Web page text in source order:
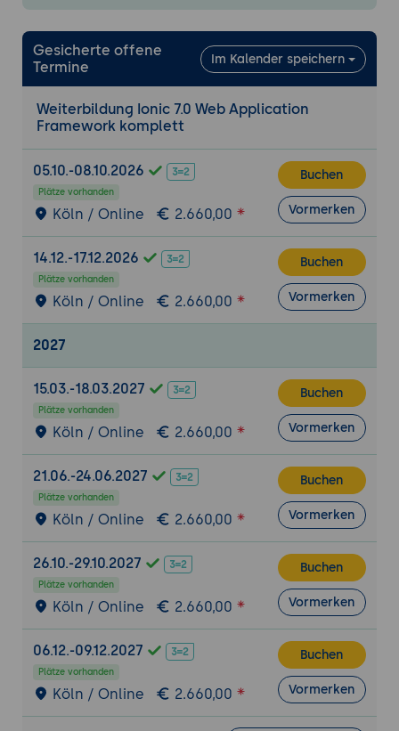
Datenbindung und Validierung von
Formulareingaben
Rückmeldungen
Ionic-Datenbindung und Angular Integration
Verwendung von Datenbindung für die
Anzeige von Daten
Einbindung von Daten aus APIs und
Aktualisierung von Daten in Echtzeit
Integration von Angular in Ionic-
Anwendungen
Zugriff auf Gerätefunktionen wie Kamera,
GPS und Benachrichtigungen
Verwendung von Cordova-Plugins in Ionic
App-Bereitstellung für Web, iOS und Android
Konfiguration der App für Web-
Bereitstellung
Erstellung und Bereitstellung von APKs
für Android-Geräte
Erstellung und Bereitstellung von IPA-
Dateien für iOS-Geräte
Veröffentlichung der App im App Store
und bei Google Play
Ionic-Komponentenbibliotheken und
Erweiterungen
Gesicherte offene
Termine
Im Kalender speichern
Weiterbildung Ionic 7.0 Web Application
Framework komplett
05.10.-08.10.2026
Plätze vorhanden
Köln / Online 2.660,00
Buchen
Vormerken
14.12.-17.12.2026
Plätze vorhanden
Köln / Online 2.660,00
Buchen
Vormerken
2027
15.03.-18.03.2027
Plätze vorhanden
Köln / Online 2.660,00
Buchen
Vormerken
21.06.-24.06.2027
Plätze vorhanden
Köln / Online 2.660,00
Buchen
Vormerken
26.10.-29.10.2027
Plätze vorhanden
Köln / Online 2.660,00
Buchen
Vormerken
06.12.-09.12.2027
Plätze vorhanden
Köln / Online 2.660,00
Buchen
Vormerken